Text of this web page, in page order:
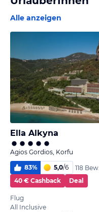
Alle anzeigen
Ella Alkyna
Agios Gordios, Korfu
83% 5,0/6
118 Bew.
40 € Cashback
Deal
Flug
All Inclusive